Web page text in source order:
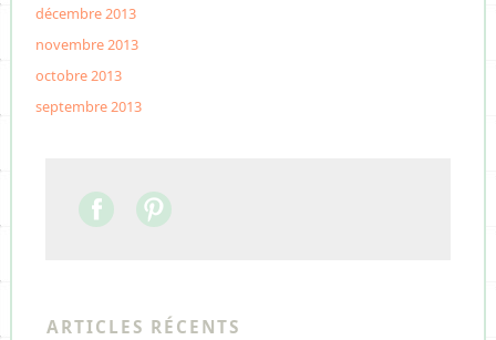
décembre 2013
novembre 2013
octobre 2013
septembre 2013
ARTICLES RÉCENTS